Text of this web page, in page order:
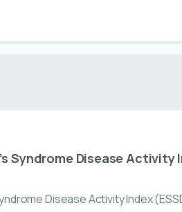
Syndrome Disease Activity
Disease Activity Index